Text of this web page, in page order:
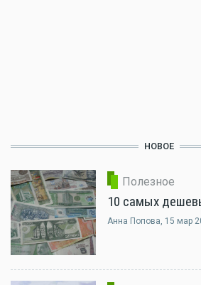
НОВОЕ
Полезное
10 самых
Анна Попова, 15 мар